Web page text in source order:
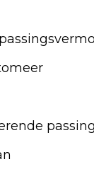
passing